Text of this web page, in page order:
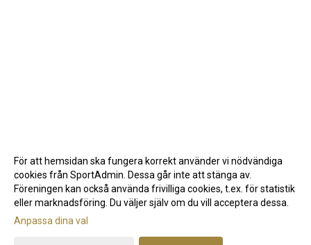
Gå till Webbversion
För att hemsidan ska fungera korrekt använder vi nödvändiga
cookies från SportAdmin. Dessa går inte att stänga av.
Föreningen kan också använda frivilliga cookies, t.ex. för statistik
eller marknadsföring. Du väljer själv om du vill acceptera dessa.
Anpassa dina val